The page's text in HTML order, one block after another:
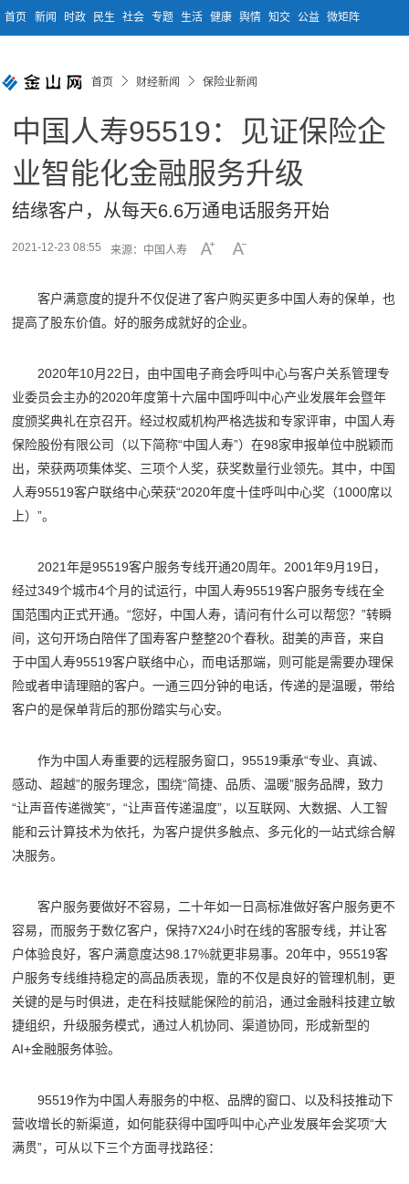
首页 新闻 时政 民生 社会 专题 生活 健康 舆情 知交 公益 微矩阵
首页 财经新闻 保险业新闻
中国人寿95519：见证保险企
业智能化金融服务升级
结缘客户，从每天6.6万通电话服务开始
2021-12-23 08:55 来源：中国人寿
客户满意度的提升不仅促进了客户购买更多中国人寿的保单，也
提高了股东价值。好的服务成就好的企业。
2020年10月22日，由中国电子商会呼叫中心与客户关系管理专
业委员会主办的2020年度第十六届中国呼叫中心产业发展年会暨年
度颁奖典礼在京召开。经过权威机构严格选拔和专家评审，中国人寿
保险股份有限公司（以下简称“中国人寿”）在98家申报单位中脱颖而
出，荣获两项集体奖、三项个人奖，获奖数量行业领先。其中，中国
人寿95519客户联络中心荣获“2020年度十佳呼叫中心奖（1000席以
上）”。
2021年是95519客户服务专线开通20周年。2001年9月19日，
经过349个城市4个月的试运行，中国人寿95519客户服务专线在全
国范围内正式开通。“您好，中国人寿，请问有什么可以帮您？”转瞬
间，这句开场白陪伴了国寿客户整整20个春秋。甜美的声音，来自
于中国人寿95519客户联络中心，而电话那端，则可能是需要办理保
险或者申请理赔的客户。一通三四分钟的电话，传递的是温暖，带给
客户的是保单背后的那份踏实与心安。
作为中国人寿重要的远程服务窗口，95519秉承“专业、真诚、
感动、超越”的服务理念，围绕“简捷、品质、温暖”服务品牌，致力
“让声音传递微笑”，“让声音传递温度”，以互联网、大数据、人工智
能和云计算技术为依托，为客户提供多触点、多元化的一站式综合解
决服务。
客户服务要做好不容易，二十年如一日高标准做好客户服务更不
容易，而服务于数亿客户，保持7X24小时在线的客服专线，并让客
户体验良好，客户满意度达98.17%就更非易事。20年中，95519客
户服务专线维持稳定的高品质表现，靠的不仅是良好的管理机制，更
关键的是与时俱进，走在科技赋能保险的前沿，通过金融科技建立敏
捷组织，升级服务模式，通过人机协同、渠道协同，形成新型的
AI+金融服务体验。
95519作为中国人寿服务的中枢、品牌的窗口、以及科技推动下
营收增长的新渠道，如何能获得中国呼叫中心产业发展年会奖项“大
满贯”，可从以下三个方面寻找路径：